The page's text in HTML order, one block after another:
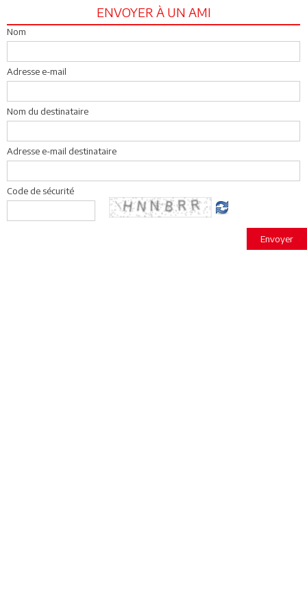
ENVOYER À UN AMI
Nom
Adresse e-mail
Nom du destinataire
Adresse e-mail destinataire
Code de sécurité
Envoyer